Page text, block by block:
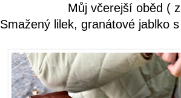
Můj včerejší oběd (
Smažený lilek, granátové jablko